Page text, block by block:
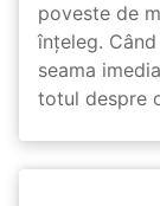
poveste de
înțeleg.
seama
totul despre